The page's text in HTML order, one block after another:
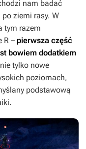
nam badać
ziemi rasy. W
tym razem
R – pierwsza część
bowiem dodatkiem
tylko nowe
poziomach,
podstawową